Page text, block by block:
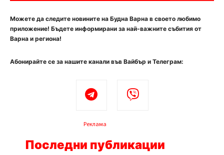
Можете да следите новините на Будна Варна в своето любимо
приложение! Бъдете информирани за най-важните събития от
Варна и региона!
Абонирайте се за нашите канали във Вайбър и Телеграм:
Реклама
Последни публикации